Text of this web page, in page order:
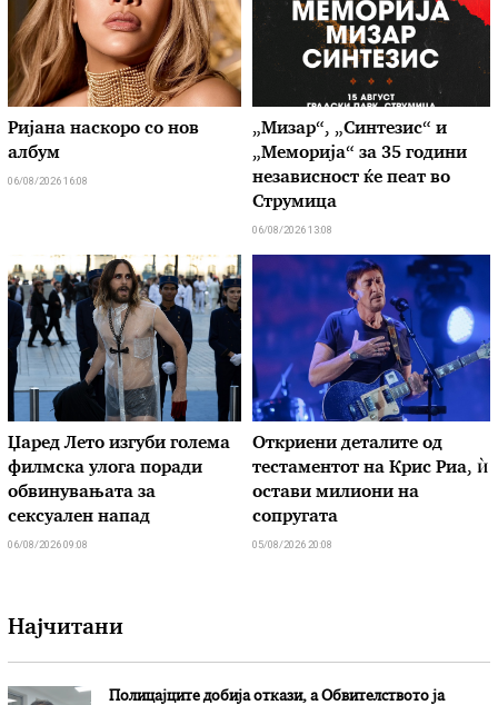
Ријана наскоро со нов
албум
06/08/2026 16:08
„Мизар“, „Синтезис“ и
„Меморија“ за 35 години
независност ќе пеат во
Струмица
06/08/2026 13:08
Џаред Лето изгуби голема
филмска улога поради
обвинувањата за
сексуален напад
06/08/2026 09:08
Откриени деталите од
тестаментот на Крис Риа, ѝ
остави милиони на
сопругата
05/08/2026 20:08
Најчитани
Полицајците добија откази, а Обвителството ја